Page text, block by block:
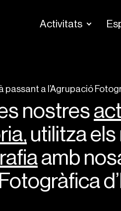
Activitats
passant a l’Agrupació
nostres
, utilitza
amb